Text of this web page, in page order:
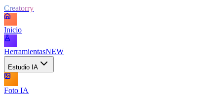
Creatorry
Inicio
HerramientasNEW
Estudio IA
Foto IA